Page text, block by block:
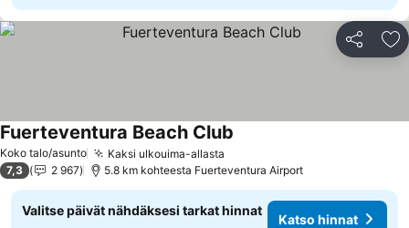
Jaa
Koko talo/asunto Kaksi ulkouima-allasta
Fuerteventura Beach Club
7,3 2 967 5.8 km kohteesta Fuerteventura Airport
Valitse päivät nähdäksesi tarkat hinnat
Katso hinnat